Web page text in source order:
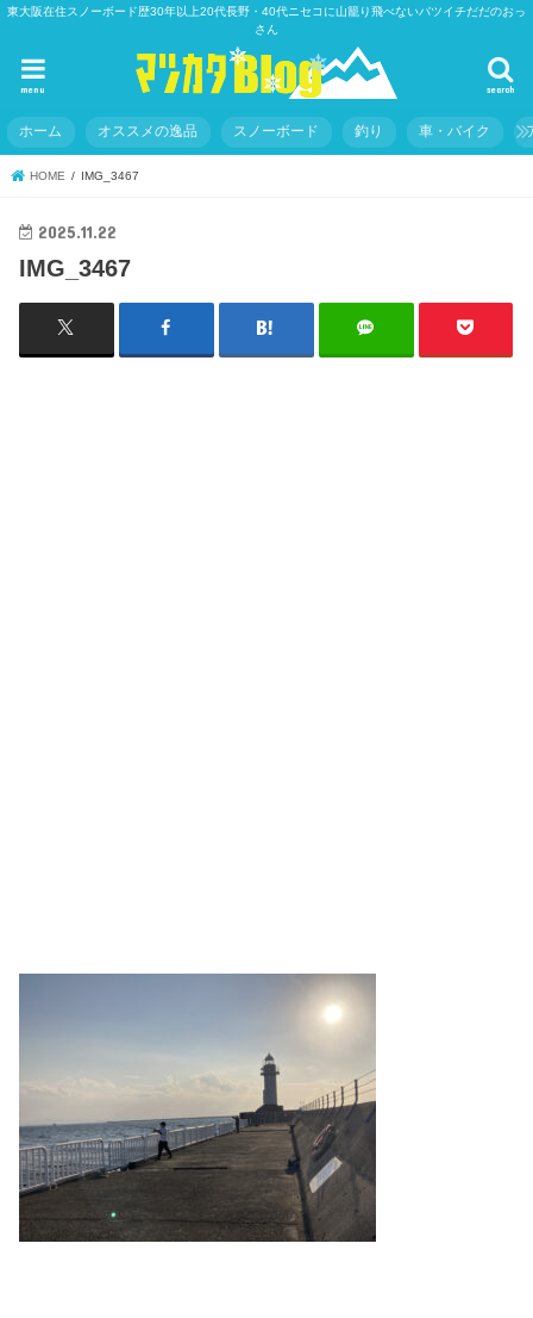
東大阪在住スノーボード歴30年以上20代長野・40代ニセコに山籠り飛べないバツイチだだのおっ
さん
search
menu
ホーム オススメの逸品 スノーボード 釣り 車・バイク
HOME IMG_3467
2025.11.22
IMG_3467